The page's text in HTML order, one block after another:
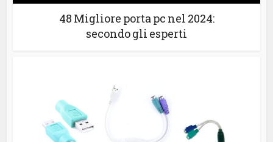
48 Migliore porta pc nel 2024:
secondo gli esperti